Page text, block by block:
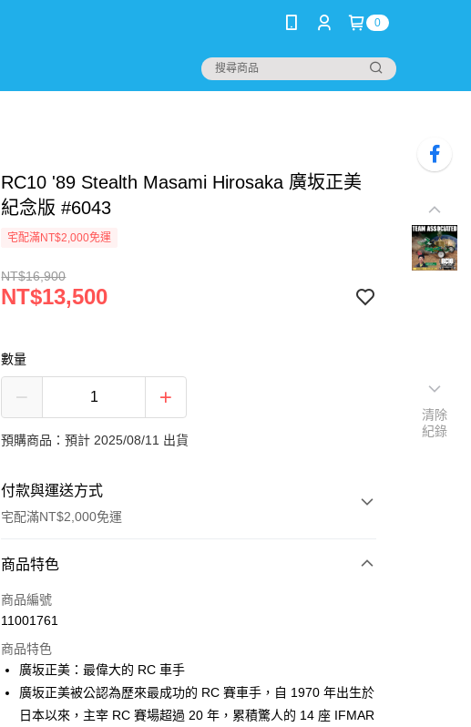
0
RC10 '89 Stealth Masami Hirosaka 廣坂正美
紀念版 #6043
宅配滿NT$2,000免運
NT$16,900
NT$13,500
數量
預購商品：預計 2025/08/11 出貨
付款與運送方式
宅配滿NT$2,000免運
付款方式
信用卡一次付款
3 期 0 利率 每期NT$4,500
合作金庫商業銀行
第一商業銀行
華南商業銀行
彰化商業銀行
6 期 0 利率 每期NT$2,250 21家銀行
合作金庫商業銀行
第一商業銀行
12 期 0 利率 每期 NT$1,125 21家銀行
商品特色
商品編號
11001761
商品特色
廣坂正美：最偉大的 RC 車手
廣坂正美被公認為歷來最成功的 RC 賽車手，自 1970 年出生於
日本以來，主宰 RC 賽場超過 20 年，累積驚人的 14 座 IFMAR
清除
紀錄